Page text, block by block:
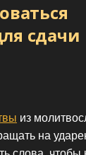
сдачи
из
на